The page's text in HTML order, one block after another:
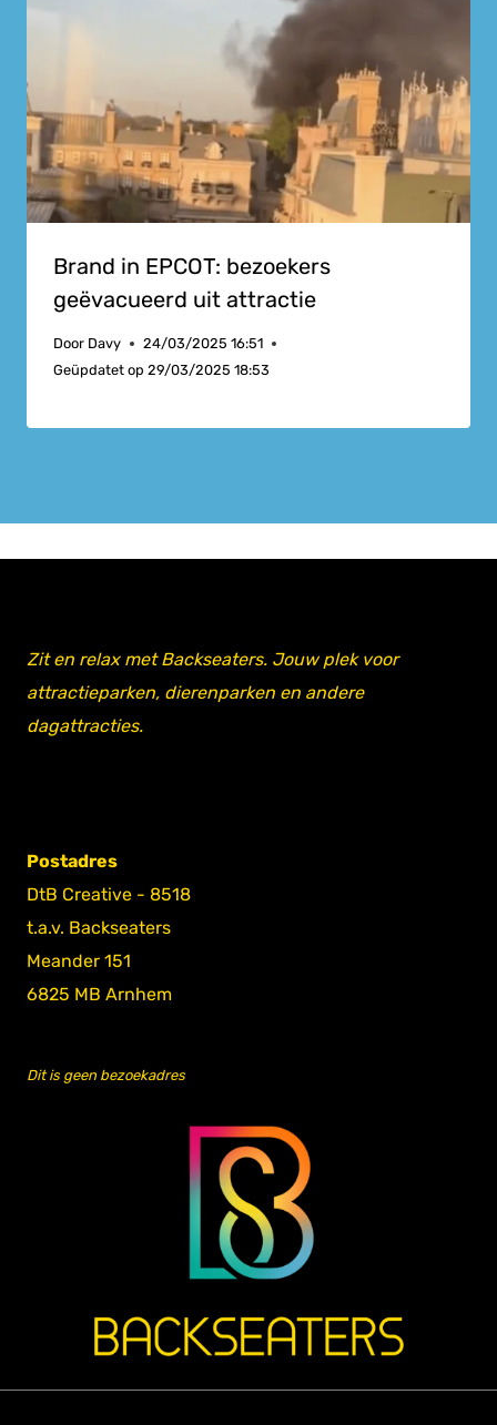
Brand in EPCOT: bezoekers
geëvacueerd uit attractie
Door Davy
24/03/2025 16:51
Geüpdatet op 29/03/2025 18:53
Zit en relax met Backseaters. Jouw plek voor
attractieparken, dierenparken en andere
dagattracties.
Postadres
DtB Creative - 8518
t.a.v. Backseaters
Meander 151
6825 MB Arnhem
Dit is geen bezoekadres